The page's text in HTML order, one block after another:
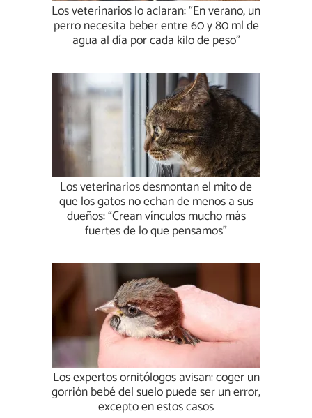
Los veterinarios lo aclaran: “En verano, un
perro necesita beber entre 60 y 80 ml de
agua al día por cada kilo de peso”
Los veterinarios desmontan el mito de
que los gatos no echan de menos a sus
dueños: “Crean vínculos mucho más
fuertes de lo que pensamos”
Los expertos ornitólogos avisan: coger un
gorrión bebé del suelo puede ser un error,
excepto en estos casos